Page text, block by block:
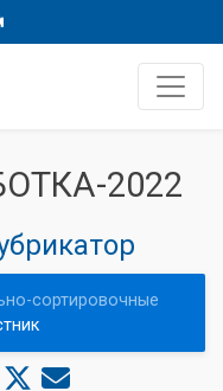
2022
сортировочные